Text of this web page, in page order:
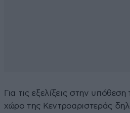
Για τις εξελίξεις στην
χώρο της Κεντροαριστεράς